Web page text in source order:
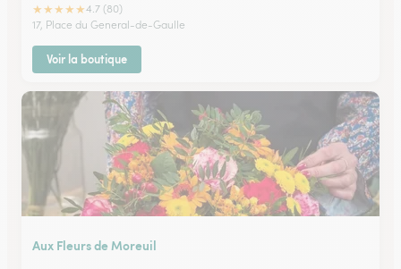
★★★★★4.7 (80)
17, Place du General-de-Gaulle
Voir la boutique
Aux Fleurs de Moreuil